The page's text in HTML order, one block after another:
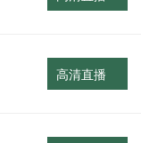
高清直播